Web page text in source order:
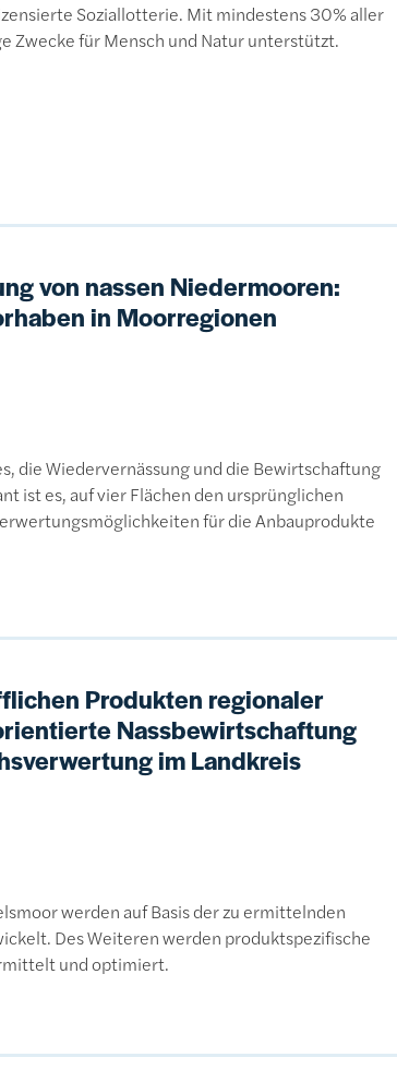
Soziallotterie. Mit mindestens 30% aller
Zwecke für Mensch und Natur unterstützt.
von nassen Niedermooren:
in Moorregionen
die Wiedervernässung und die Bewirtschaftung
ist es, auf vier Flächen den ursprünglichen
für die Anbauprodukte
Produkten regionaler
Nassbewirtschaftung
im Landkreis
werden auf Basis der zu ermittelnden
Des Weiteren werden produktspezifische
und optimiert.